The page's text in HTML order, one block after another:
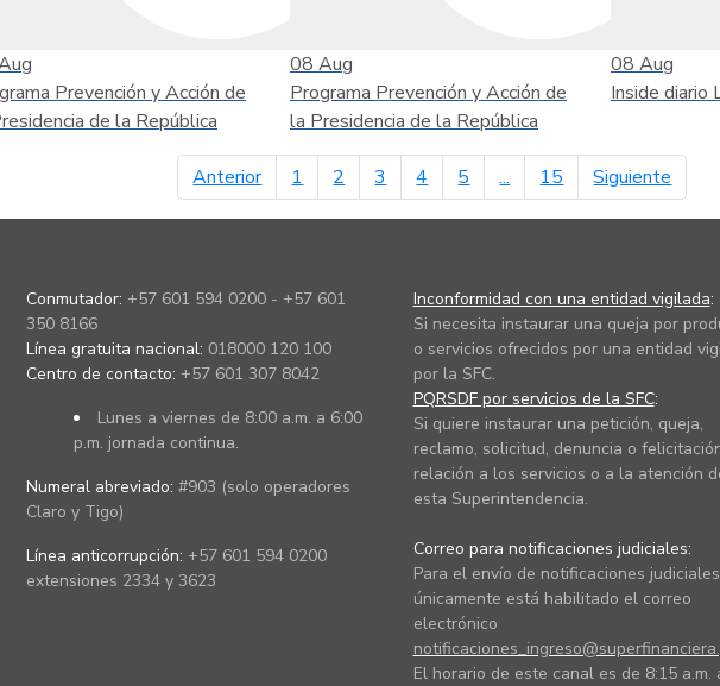
Prevención y Acción de
de la República
08 Aug
Programa Prevención y Acción de
la Presidencia de la República
08 Aug
Inside diario
Anteriorpágina anterior
1 2 3 4 5 ... 15 Siguiente
Conmutador: +57 601 594 0200 - +57 601
350 8166
Línea gratuita nacional: 018000 120 100
Centro de contacto: +57 601 307 8042
Lunes a viernes de 8:00 a.m. a 6:00
p.m. jornada continua.
Numeral abreviado: #903 (solo operadores
Claro y Tigo)
Línea anticorrupción: +57 601 594 0200
extensiones 2334 y 3623
Inconformidad con una entidad vigilada:
Si necesita instaurar una queja por
o servicios ofrecidos por una entidad
por la SFC.
PQRSDF por servicios de la SFC:
Si quiere instaurar una petición, queja,
reclamo, solicitud, denuncia o
relación a los servicios o a la atención
esta Superintendencia.
Correo para notificaciones judiciales:
Para el envío de notificaciones judiciales
únicamente está habilitado el correo
electrónico
El horario de este canal es de 8:15 a.m.